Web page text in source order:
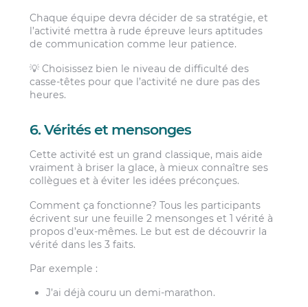
Chaque équipe devra décider de sa stratégie, et
l’activité mettra à rude épreuve leurs aptitudes
de communication comme leur patience.
💡 Choisissez bien le niveau de difficulté des
casse-têtes pour que l’activité ne dure pas des
heures.
6. Vérités et mensonges
Cette activité est un grand classique, mais aide
vraiment à briser la glace, à mieux connaître ses
collègues et à éviter les idées préconçues.
Comment ça fonctionne? Tous les participants
écrivent sur une feuille 2 mensonges et 1 vérité à
propos d’eux-mêmes. Le but est de découvrir la
vérité dans les 3 faits.
Par exemple :
J’ai déjà couru un demi-marathon.